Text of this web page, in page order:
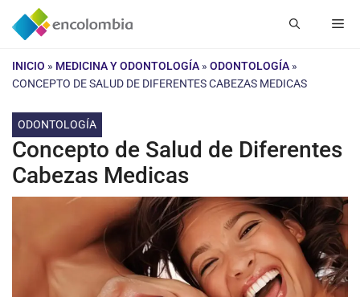
Saltar
INICIO » MEDICINA Y ODONTOLOGÍA » ODONTOLOGÍA »
CONCEPTO DE SALUD DE DIFERENTES CABEZAS MEDICAS
ODONTOLOGÍA
Concepto de Salud de Diferentes
Cabezas Medicas